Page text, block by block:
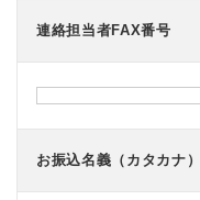
連絡担当者FAX番号
お振込名義（カタカナ）